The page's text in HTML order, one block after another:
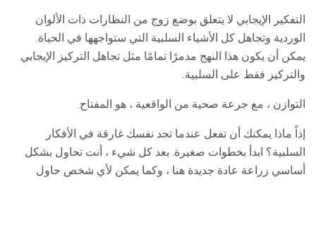
التفكير الإيجابي لا يتعلق بوضع زوج من النظارات ذات الألوان
الوردية وتجاهل كل الأشياء السلبية التي ستواجهها في الحياة.
يمكن أن يكون هذا النهج مدمرًا تمامًا مثل تجاهل التركيز الإيجابي
والتركيز فقط على السلبية.
التوازن ، مع جرعة صحية من الواقعية ، هو المفتاح.
إذاً ماذا يمكنك أن تفعل عندما تجد نفسك غارقة في الأفكار
السلبية؟ ابدأ بخطوات صغيرة. بعد كل شيء ، أنت تحاول بشكل
أساسي زراعة عادة جديدة هنا ، وكما يمكن لأي شخص حاول